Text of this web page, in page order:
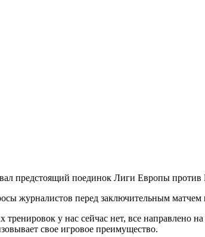
предстоящий поединок Лиги Европы против
журналистов перед заключительным
у нас сейчас нет, все направлено
свое игровое преимущество.